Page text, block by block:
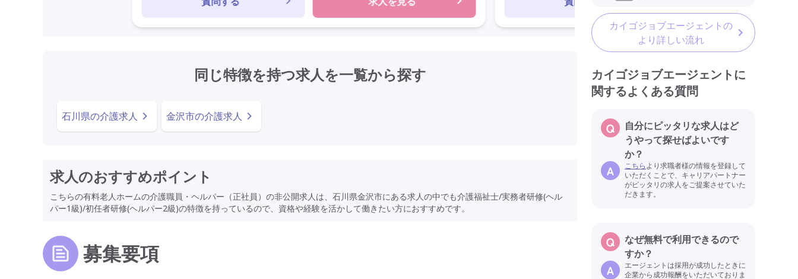
同じ特徴を持つ求人を一覧から探す
石川県の介護求人 金沢市の介護求人
求人のおすすめポイント
こちらの有料老人ホームの介護職員・ヘルパー（正社員）の非公開求人は、石川県金沢市にある求人の中でも介護福祉士/実務者研修(ヘル
パー1級)/初任者研修(ヘルパー2級)の特徴を持っているので、資格や経験を活かして働きたい方におすすめです。
募集要項
カイゴジョブエージェントの
より詳しい流れ
カイゴジョブエージェントに
関するよくある質問
自分にピッタリな求人はど
うやって探せばよいです
か？
こちらより求職者様の情報を登録して
いただくことで、キャリアパートナー
がピッタリの求人をご提案させていた
だきます。
なぜ無料で利用できるので
すか？
エージェントは採用が成功したときに
企業から成功報酬をいただいておりま